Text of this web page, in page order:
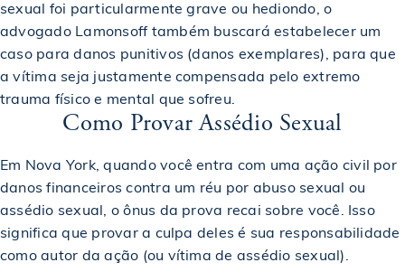
sexual foi particularmente grave ou hediondo, o
advogado Lamonsoff também buscará estabelecer um
caso para danos punitivos (danos exemplares), para que
a vítima seja justamente compensada pelo extremo
trauma físico e mental que sofreu.
Como Provar Assédio Sexual
Em Nova York, quando você entra com uma ação civil por
danos financeiros contra um réu por abuso sexual ou
assédio sexual, o ônus da prova recai sobre você. Isso
significa que provar a culpa deles é sua responsabilidade
como autor da ação (ou vítima de assédio sexual).
$2,100,000 Acordo em caso de acidente de construção
$2,130,000 Acordo em um caso de acidente de caminhão
$2,152,500 Acordo em um acidente de carro
$2,200,000